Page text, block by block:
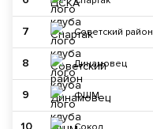
7 Советский район
8 Динамовец
9 ФШМ
10 Сокол